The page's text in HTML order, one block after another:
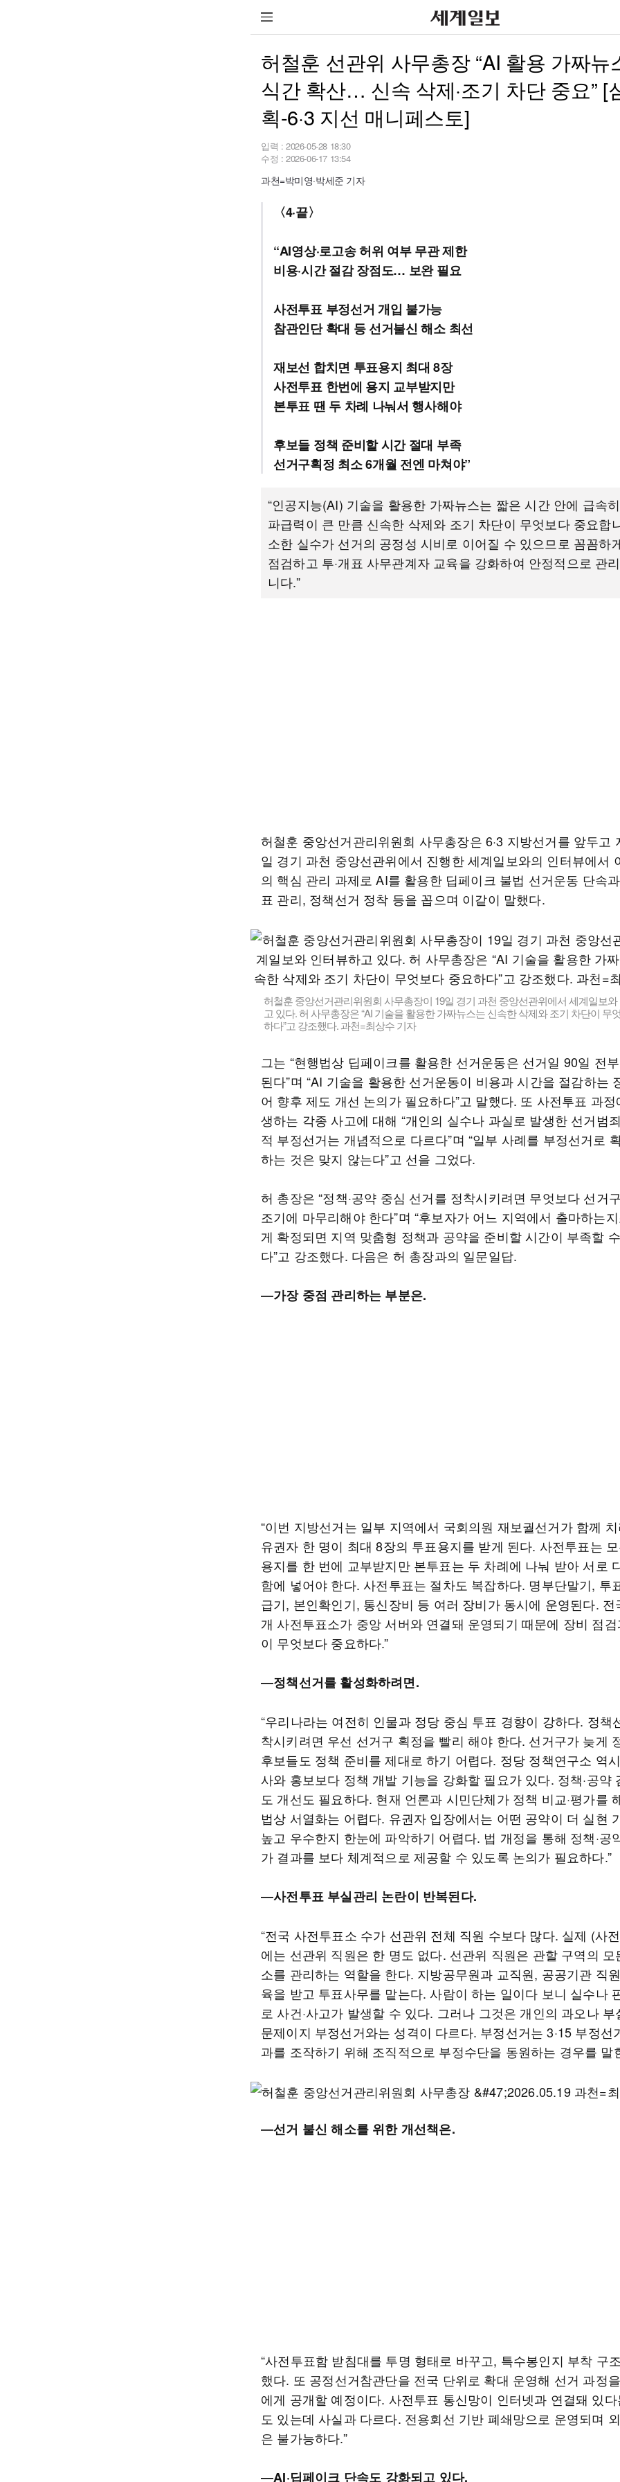
허철훈 선관위 사무총장 “AI 활용 가짜뉴
식간 확산… 신속 삭제·조기 차단 중요” [
획-6·3 지선 매니페스토]
입력 : 2026-05-28 18:30
수정 : 2026-06-17 13:54
과천=박미영·박세준 기자
〈4·끝〉
“AI영상·로고송 허위 여부 무관 제한
비용·시간 절감 장점도… 보완 필요
사전투표 부정선거 개입 불가능
참관인단 확대 등 선거불신 해소 최선
재보선 합치면 투표용지 최대 8장
사전투표 한번에 용지 교부받지만
본투표 땐 두 차례 나눠서 행사해야
후보들 정책 준비할 시간 절대 부족
선거구획정 최소 6개월 전엔 마쳐야”
“인공지능(AI) 기술을 활용한 가짜뉴스는 짧은 시간 안에 급속
파급력이 큰 만큼 신속한 삭제와 조기 차단이 무엇보다 중요합
소한 실수가 선거의 공정성 시비로 이어질 수 있으므로 꼼꼼하
점검하고 투·개표 사무관계자 교육을 강화하여 안정적으로 관
니다.”
허철훈 중앙선거관리위원회 사무총장은 6·3 지방선거를 앞두고
일 경기 과천 중앙선관위에서 진행한 세계일보와의 인터뷰에서
의 핵심 관리 과제로 AI를 활용한 딥페이크 불법 선거운동 단속
표 관리, 정책선거 정착 등을 꼽으며 이같이 말했다.
허철훈 중앙선거관리위원회 사무총장이 19일 경기 과천 중앙선관위에서 세계일보
고 있다. 허 사무총장은 “AI 기술을 활용한 가짜뉴스는 신속한 삭제와 조기 차단이 무
하다”고 강조했다. 과천=최상수 기자
그는 “현행법상 딥페이크를 활용한 선거운동은 선거일 90일 전
된다”며 “AI 기술을 활용한 선거운동이 비용과 시간을 절감하는
어 향후 제도 개선 논의가 필요하다”고 말했다. 또 사전투표 과
생하는 각종 사고에 대해 “개인의 실수나 과실로 발생한 선거범
적 부정선거는 개념적으로 다르다”며 “일부 사례를 부정선거로
하는 것은 맞지 않는다”고 선을 그었다.
허 총장은 “정책·공약 중심 선거를 정착시키려면 무엇보다 선거
조기에 마무리해야 한다”며 “후보자가 어느 지역에서 출마하는
게 확정되면 지역 맞춤형 정책과 공약을 준비할 시간이 부족할
다”고 강조했다. 다음은 허 총장과의 일문일답.
―가장 중점 관리하는 부분은.
“이번 지방선거는 일부 지역에서 국회의원 재보궐선거가 함께
유권자 한 명이 최대 8장의 투표용지를 받게 된다. 사전투표는
용지를 한 번에 교부받지만 본투표는 두 차례에 나눠 받아 서로
함에 넣어야 한다. 사전투표는 절차도 복잡하다. 명부단말기, 투
급기, 본인확인기, 통신장비 등 여러 장비가 동시에 운영된다. 전
개 사전투표소가 중앙 서버와 연결돼 운영되기 때문에 장비 점
이 무엇보다 중요하다.”
―정책선거를 활성화하려면.
“우리나라는 여전히 인물과 정당 중심 투표 경향이 강하다. 정책
착시키려면 우선 선거구 획정을 빨리 해야 한다. 선거구가 늦게
후보들도 정책 준비를 제대로 하기 어렵다. 정당 정책연구소 역
사와 홍보보다 정책 개발 기능을 강화할 필요가 있다. 정책·공약
도 개선도 필요하다. 현재 언론과 시민단체가 정책 비교·평가를
법상 서열화는 어렵다. 유권자 입장에서는 어떤 공약이 더 실현
높고 우수한지 한눈에 파악하기 어렵다. 법 개정을 통해 정책·공
가 결과를 보다 체계적으로 제공할 수 있도록 논의가 필요하다.”
―사전투표 부실관리 논란이 반복된다.
“​전국 사전투표소 수가 선관위 전체 직원 수보다 많다. 실제 (사
에는 선관위 직원은 한 명도 없다. 선관위 직원은 관할 구역의 모
소를 관리하는 역할을 한다. 지방공무원과 교직원, 공공기관 직
육을 받고 투표사무를 맡는다. 사람이 하는 일이다 보니 실수나
로 사건·사고가 발생할 수 있다. 그러나 그것은 개인의 과오나 부
문제이지 부정선거와는 성격이 다르다. 부정선거는 3·15 부정선
과를 조작하기 위해 조직적으로 부정수단을 동원하는 경우를 말
―선거 불신 해소를 위한 개선책은.
“사전투표함 받침대를 투명 형태로 바꾸고, 특수봉인지 부착 구
했다. 또 공정선거참관단을 전국 단위로 확대 운영해 선거 과정
에게 공개할 예정이다. 사전투표 통신망이 인터넷과 연결돼 있
도 있는데 사실과 다르다. 전용회선 기반 폐쇄망으로 운영되며
은 불가능하다.”
―AI·딥페이크 단속도 강화되고 있다.